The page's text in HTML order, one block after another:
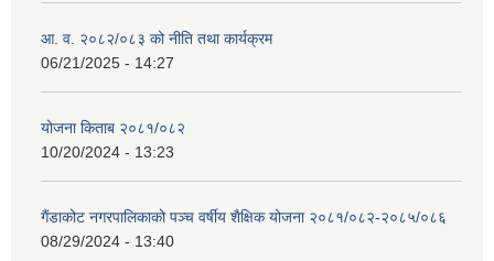
आ. व. २०८२/०८३ को नीति तथा कार्यक्रम
06/21/2025 - 14:27
योजना किताब २०८१/०८२
10/20/2024 - 13:23
गैंडाकोट नगरपालिकाको पञ्च वर्षीय शैक्षिक योजना २०८१/०८२-२०८५/०८६
08/29/2024 - 13:40